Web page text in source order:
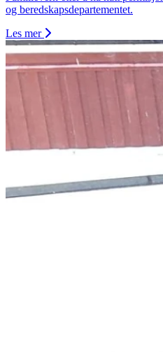
og beredskapsdepartementet.
Les mer